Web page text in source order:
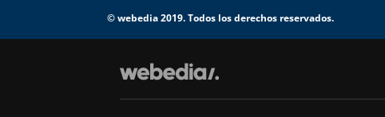
© webedia 2019. Todos los derechos reservados.